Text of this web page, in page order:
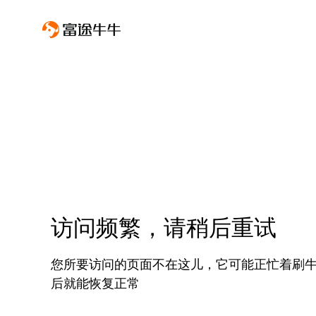
访问频繁，请稍后重试
您所要访问的页面不在这儿，它可能正忙着刷
后就能恢复正常